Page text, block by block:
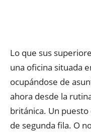
Lo que sus
una oficina situada
ocupándose de
ahora desde la
británica. Un
de segunda fila. O